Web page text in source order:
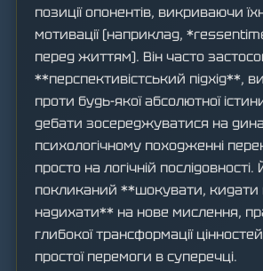
позиції опонентів, викриваючи
мотивації (наприклад,
перед життям). Він часто
**перспективістський підхід**,
проти будь-якої абсолютної
дебати зосереджуватися на
психологічному походженні
просто на логічній
покликаний **шокувати, кидати
надихати** на нове мислення,
глибокої трансформації
простої перемоги в суперечці.